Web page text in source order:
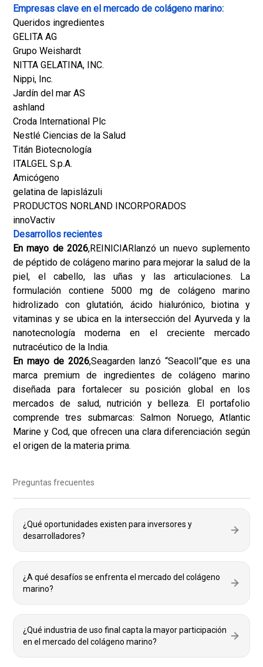
Empresas clave en el mercado de colágeno marino:
Queridos ingredientes
GELITA AG
Grupo Weishardt
NITTA GELATINA, INC.
Nippi, Inc.
Jardín del mar AS
ashland
Croda International Plc
Nestlé Ciencias de la Salud
Titán Biotecnología
ITALGEL S.p.A.
Amicógeno
gelatina de lapislázuli
PRODUCTOS NORLAND INCORPORADOS
innoVactiv
Desarrollos recientes
En mayo de 2026,REINICIARlanzó un nuevo suplemento
de péptido de colágeno marino para mejorar la salud de la
piel, el cabello, las uñas y las articulaciones. La
formulación contiene 5000 mg de colágeno marino
hidrolizado con glutatión, ácido hialurónico, biotina y
vitaminas y se ubica en la intersección del Ayurveda y la
nanotecnología moderna en el creciente mercado
nutracéutico de la India.
En mayo de 2026,Seagarden lanzó “Seacoll”que es una
marca premium de ingredientes de colágeno marino
diseñada para fortalecer su posición global en los
mercados de salud, nutrición y belleza. El portafolio
comprende tres submarcas: Salmon Noruego, Atlantic
Marine y Cod, que ofrecen una clara diferenciación según
el origen de la materia prima.
Preguntas frecuentes
¿Qué oportunidades existen para inversores y
desarrolladores?
¿A qué desafíos se enfrenta el mercado del colágeno
marino?
¿Qué industria de uso final capta la mayor participación
en el mercado del colágeno marino?